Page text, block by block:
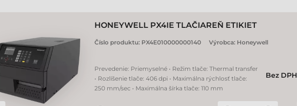
HONEYWELL PX4IE TLAČIAREŇ ETIKIET
Číslo produktu: PX4E010000000140 Výrobca: Honeywell
Prevedenie: Priemyselné • Režim tlače: Thermal transfer
• Rozlíšenie tlače: 406 dpi • Maximálna rýchlosť tlače:
250 mm/sec • Maximálna šírka tlače: 110 mm
Bez DPH